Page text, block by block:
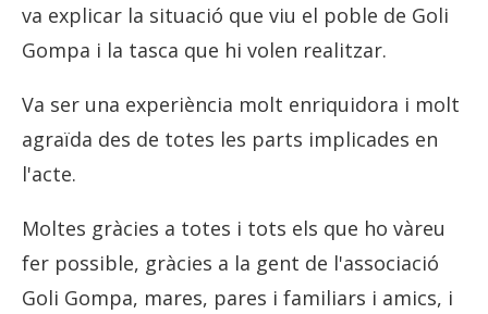
va explicar la situació que viu el poble de Goli
Gompa i la tasca que hi volen realitzar.
Va ser una experiència molt enriquidora i molt
agraïda des de totes les parts implicades en
l'acte.
Moltes gràcies a totes i tots els que ho vàreu
fer possible, gràcies a la gent de l'associació
Goli Gompa, mares, pares i familiars i amics, i